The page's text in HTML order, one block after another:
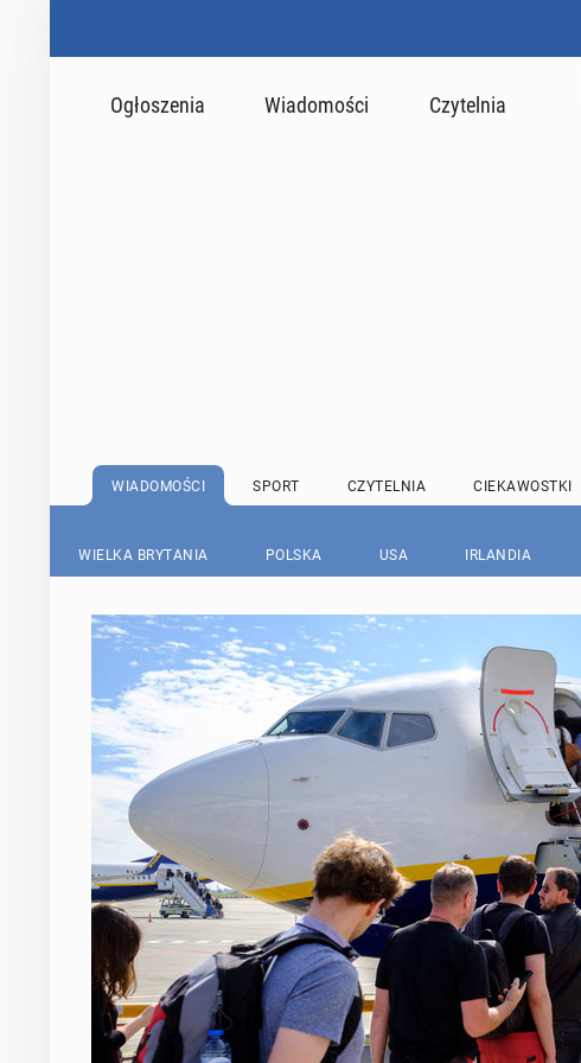
Ogłoszenia Wiadomości Czytelnia
WIADOMOŚCI SPORT CZYTELNIA CIEKAWOSTKI
WIELKA BRYTANIA POLSKA USA IRLANDIA